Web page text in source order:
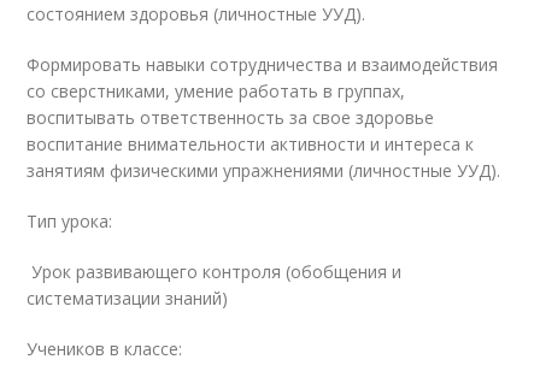
состоянием здоровья (личностные УУД).
Формировать навыки сотрудничества и взаимодействия
со сверстниками, умение работать в группах,
воспитывать ответственность за свое здоровье
воспитание внимательности активности и интереса к
занятиям физическими упражнениями (личностные УУД).
Тип урока:
Урок развивающего контроля (обобщения и
систематизации знаний)
Учеников в классе: